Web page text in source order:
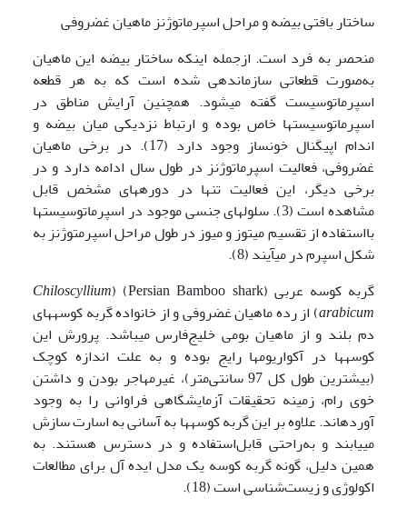
ساختار بافتی بیضه­ و مراحل اسپرماتوژنز ماهیان غضروفی
منحصر به فرد است. ازجمله اینکه ساختار بیضه این ماهیان
به‌صورت قطعاتی سازماندهی شده است که به هر قطعه
اسپرماتوسیست گفته می­شود. همچنین آرایش مناطق در
اسپرماتوسیست­ها خاص بوده و ارتباط نزدیکی میان بیضه و
اندام اپیگنال خونساز وجود دارد (17). در برخی ماهیان
غضروفی، فعالیت اسپرماتوژنز در طول سال ادامه دارد و در
برخی دیگر، این فعالیت تنها در دوره­های مشخص قابل
مشاهده است (3). سلول­های جنسی موجود در اسپرماتوسیست­ها
بااستفاده از تقسیم میتوز و میوز در طول مراحل اسپرمتوژنز به
شکل اسپرم در می­آیند (8).
گربه کوسه عربی (Persian Bamboo shark) (
Chiloscyllium
arabicum) از رده ماهیان غضروفی و از خانواده گربه کوسه­های
دم بلند و از ماهیان بومی خلیج‌فارس می­باشد. پرورش این
کوسه­ها در آکواریوم­ها رایج بوده و به علت اندازه کوچک
(بیشترین طول کل 97 سانتی‌متر)، غیرمهاجر بودن و داشتن
خوی رام، زمینه تحقیقات آزمایشگاهی فراوانی را به وجود
آورده­اند. علاوه بر این گربه کوسه­ها به آسانی به اسارت سازش
می­یابند و به‌راحتی قابل‌استفاده و در دسترس هستند. به
همین دلیل، گونه گربه کوسه یک مدل ایده آل برای مطالعات
اکولوژی و زیست‌شناسی است (18).